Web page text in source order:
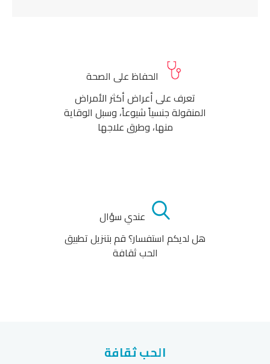
الحفاظ على الصحة
تعرف على أعراض أكثر الأمراض
المنقولة جنسياً شيوعاً، وسبل الوقاية
منها، وطرق علاجها
عندي سؤال
هل لديكم استفسار؟ قم بتنزيل تطبيق
الحب ثقافة
الحب ثقافة